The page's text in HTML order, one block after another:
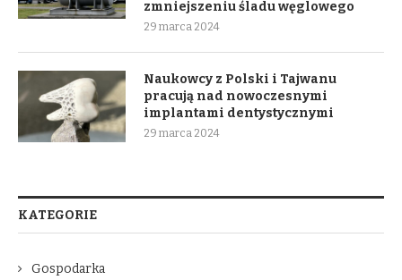
zmniejszeniu śladu węglowego
29 marca 2024
Naukowcy z Polski i Tajwanu
pracują nad nowoczesnymi
implantami dentystycznymi
29 marca 2024
KATEGORIE
Gospodarka